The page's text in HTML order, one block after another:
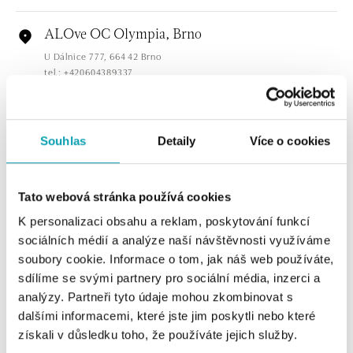
Souhlas Detaily Více o cookies
Tato webová stránka používá cookies
K personalizaci obsahu a reklam, poskytování funkcí
sociálních médií a analýze naší návštěvnosti využíváme
soubory cookie. Informace o tom, jak náš web používáte,
sdílíme se svými partnery pro sociální média, inzerci a
analýzy. Partneři tyto údaje mohou zkombinovat s
dalšími informacemi, které jste jim poskytli nebo které
získali v důsledku toho, že používáte jejich služby.
ALOve OC Olympia, Brno
U Dálnice 777, 664 42 Brno
tel.: +420604389337
tel.: +420735703904
ALOve Westfield, Praha 4 - Chodov
Roztylská 2321/19, 148 00 Praha 4 - Chodov
tel.: +420730524389
dnes otevřeno do 21:00
ALOve OC Aupark, Bratislava
Einsteinova 3541/18, 851 01 Bratislava
ZOBRAZIT VŠECHNY BUTIKY